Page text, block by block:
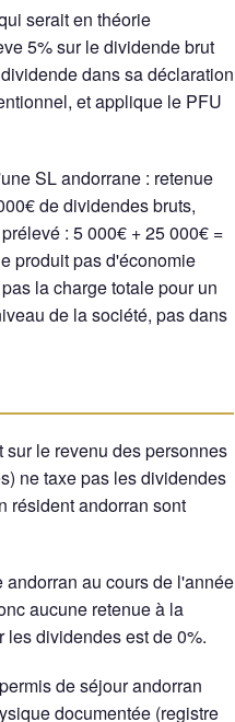
serait en théorie
5% sur le dividende brut
dans sa déclaration
et applique le PFU
SL andorrane : retenue
de dividendes bruts,
: 5 000€ + 25 000€ =
produit pas d'économie
la charge totale pour un
de la société, pas dans
le revenu des personnes
ne taxe pas les dividendes
résident andorran sont
au cours de l'année
aucune retenue à la
les dividendes est de 0%.
de séjour andorran
documentée (registre